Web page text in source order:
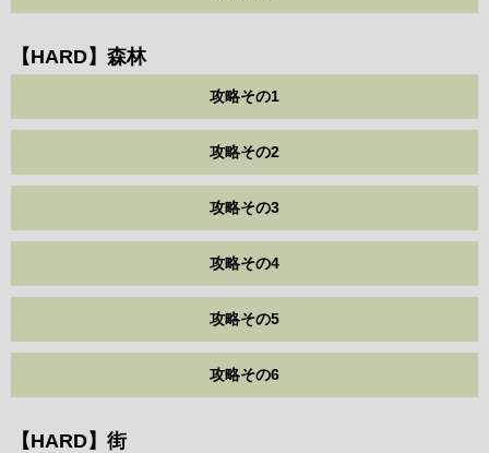
【HARD】森林
攻略その1
攻略その2
攻略その3
攻略その4
攻略その5
攻略その6
【HARD】街